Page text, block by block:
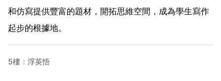
和仿寫提供豐富的題材，開拓思維空間，成為學生寫作
起步的根據地。
5樓：浮英悟